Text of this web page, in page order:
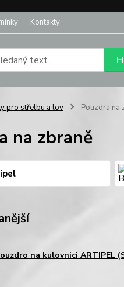
Kontakty
pro střelbu a lov Pouzdra na
na zbraně
na kulovnici ARTIPEL